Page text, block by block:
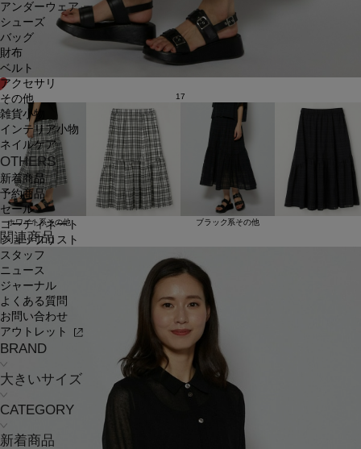
アンダーウェア
シューズ
バッグ
財布
ベルト
アクセサリ
その他
雑貨小物
インテリア小物
ネイルケア
OTHERS
新着商品
予約商品
セール
コーディネート
ショップリスト
スタッフ
ニュース
ジャーナル
よくある質問
お問い合わせ
アウトレット
BRAND
大きいサイズ
CATEGORY
新着商品
17
ホワイト系その他 ブラック系その他
関連商品